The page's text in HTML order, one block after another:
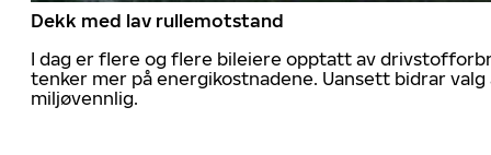
Dekk med lav rullemotstand
I dag er flere og flere bileiere opptatt av
tenker mer på energikostnadene. Uansett bidrar
miljøvennlig.